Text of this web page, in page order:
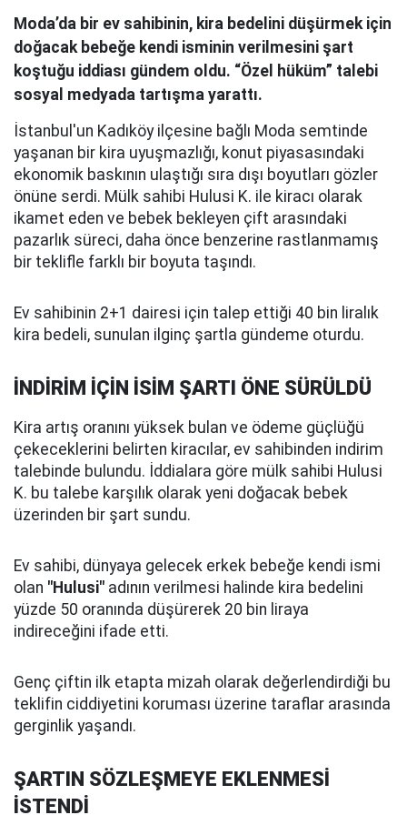
Moda’da bir ev sahibinin, kira bedelini düşürmek için
doğacak bebeğe kendi isminin verilmesini şart
koştuğu iddiası gündem oldu. “Özel hüküm” talebi
sosyal medyada tartışma yarattı.
İstanbul'un Kadıköy ilçesine bağlı Moda semtinde
yaşanan bir kira uyuşmazlığı, konut piyasasındaki
ekonomik baskının ulaştığı sıra dışı boyutları gözler
önüne serdi. Mülk sahibi Hulusi K. ile kiracı olarak
ikamet eden ve bebek bekleyen çift arasındaki
pazarlık süreci, daha önce benzerine rastlanmamış
bir teklifle farklı bir boyuta taşındı.
Ev sahibinin 2+1 dairesi için talep ettiği 40 bin liralık
kira bedeli, sunulan ilginç şartla gündeme oturdu.
İNDİRİM İÇİN İSİM ŞARTI ÖNE SÜRÜLDÜ
Kira artış oranını yüksek bulan ve ödeme güçlüğü
çekeceklerini belirten kiracılar, ev sahibinden indirim
talebinde bulundu. İddialara göre mülk sahibi Hulusi
K. bu talebe karşılık olarak yeni doğacak bebek
üzerinden bir şart sundu.
Ev sahibi, dünyaya gelecek erkek bebeğe kendi ismi
olan "Hulusi" adının verilmesi halinde kira bedelini
yüzde 50 oranında düşürerek 20 bin liraya
indireceğini ifade etti.
Genç çiftin ilk etapta mizah olarak değerlendirdiği bu
teklifin ciddiyetini koruması üzerine taraflar arasında
gerginlik yaşandı.
ŞARTIN SÖZLEŞMEYE EKLENMESİ
İSTENDİ